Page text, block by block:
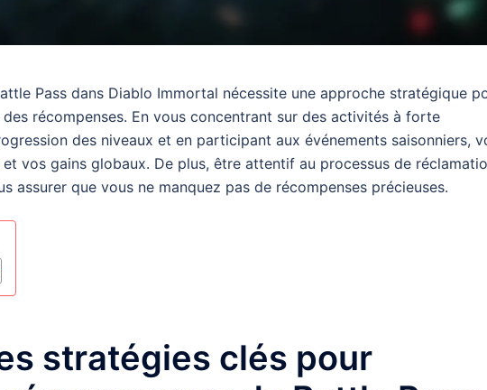
Pass dans Diablo Immortal nécessite une approche stratégique
récompenses. En vous concentrant sur des activités à forte
des niveaux et en participant aux événements saisonniers,
vos gains globaux. De plus, être attentif au processus de
assurer que vous ne manquez pas de récompenses précieuses.
stratégies clés pour